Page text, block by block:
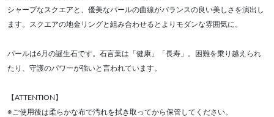
シャープなスクエアと、優美なパールの曲線がバランスの良い美しさを演出し
ます。スクエアの地金リングと組み合わせるとよりモダンな雰囲気に。
パールは6月の誕生石です。石言葉は「健康」「長寿」。困難を乗り越えられ
たり、守護のパワーが強いと言われています。
【ATTENTION】
※ご使用後は柔らかな布で汚れを拭き取ってから保管してください。